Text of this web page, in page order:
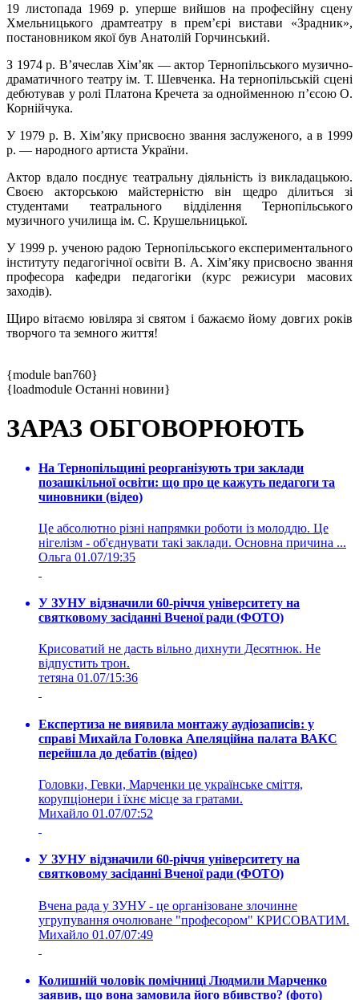
19 листопада 1969 р. уперше вийшов на професійну сцену
Хмельницького драмтеатру в прем’єрі вистави «Зрадник»,
постановником якої був Анатолій Горчинський.
З 1974 р. В’ячеслав Хім’як — актор Тернопільського музично-
драматичного театру ім. Т. Шевченка. На тернопільській сцені
дебютував у ролі Платона Кречета за однойменною п’єсою О.
Корнійчука.
У 1979 р. В. Хім’яку присвоєно звання заслуженого, а в 1999
р. — народного артиста України.
Актор вдало поєднує театральну діяльність із викладацькою.
Своєю акторською майстерністю він щедро ділиться зі
студентами театрального відділення Тернопільського
музичного училища ім. С. Крушельницької.
У 1999 р. ученою радою Тернопільського експериментального
інституту педагогічної освіти В. А. Хім’яку присвоєно звання
професора кафедри педагогіки (курс режисури масових
заходів).
Щиро вітаємо ювіляра зі святом і бажаємо йому довгих років
творчого та земного життя!
{module ban760}
{loadmodule Останні новини}
ЗАРАЗ ОБГОВОРЮЮТЬ
На Тернопільщині реорганізують три заклади
позашкільної освіти: що про це кажуть педагоги та
чиновники (відео)
Це абсолютно різні напрямки роботи із молоддю. Це
нігелізм - об'єднувати такі заклади. Основна причина ...
Ольга 01.07/19:35
У ЗУНУ відзначили 60-річчя університету на
святковому засіданні Вченої ради (ФОТО)
Крисоватий не дасть вільно дихнути Десятнюк. Не
відпустить трон.
тетяна 01.07/15:36
Експертиза не виявила монтажу аудіозаписів: у
справі Михайла Головка Апеляційна палата ВАКС
перейшла до дебатів (відео)
Головки, Гевки, Марченки це українське сміття,
корупціонери і їхнє місце за гратами.
Михайло 01.07/07:52
У ЗУНУ відзначили 60-річчя університету на
святковому засіданні Вченої ради (ФОТО)
Вчена рада у ЗУНУ - це організоване злочинне
угрупування очолюване "професором" КРИСОВАТИМ.
Михайло 01.07/07:49
Колишній чоловік помічниці Людмили Марченко
заявив, що вона замовила його вбивство? (фото)